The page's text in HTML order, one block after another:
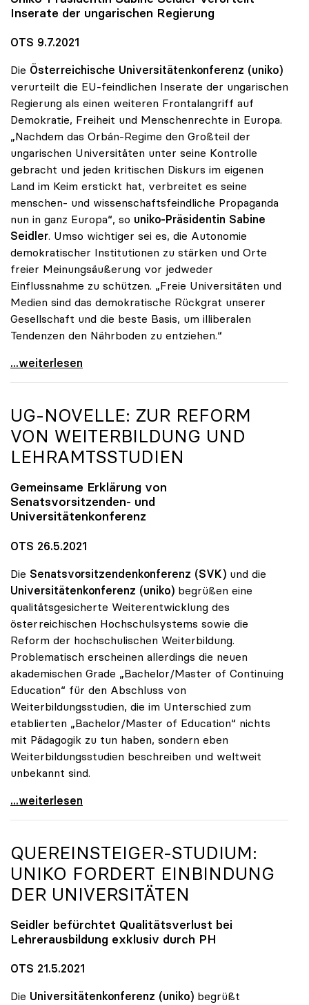
Inserate der ungarischen Regierung
OTS 9.7.2021
Die Österreichische Universitätenkonferenz (uniko)
verurteilt die EU-feindlichen Inserate der ungarischen
Regierung als einen weiteren Frontalangriff auf
Demokratie, Freiheit und Menschenrechte in Europa.
„Nachdem das Orbán-Regime den Großteil der
ungarischen Universitäten unter seine Kontrolle
gebracht und jeden kritischen Diskurs im eigenen
Land im Keim erstickt hat, verbreitet es seine
menschen- und wissenschaftsfeindliche Propaganda
nun in ganz Europa“, so uniko-Präsidentin Sabine
Seidler. Umso wichtiger sei es, die Autonomie
demokratischer Institutionen zu stärken und Orte
freier Meinungsäußerung vor jedweder
Einflussnahme zu schützen. „Freie Universitäten und
Medien sind das demokratische Rückgrat unserer
Gesellschaft und die beste Basis, um illiberalen
Tendenzen den Nährboden zu entziehen.“
„Populismus ist eigentliche Gefahr für Europa und
...weiterlesen
UG-NOVELLE: ZUR REFORM
VON WEITERBILDUNG UND
LEHRAMTSSTUDIEN
Gemeinsame Erklärung von
Senatsvorsitzenden- und
Universitätenkonferenz
OTS 26.5.2021
Die Senatsvorsitzendenkonferenz (SVK) und die
Universitätenkonferenz (uniko) begrüßen eine
qualitätsgesicherte Weiterentwicklung des
österreichischen Hochschulsystems sowie die
Reform der hochschulischen Weiterbildung.
Problematisch erscheinen allerdings die neuen
akademischen Grade „Bachelor/Master of Continuing
Education“ für den Abschluss von
Weiterbildungsstudien, die im Unterschied zum
etablierten „Bachelor/Master of Education“ nichts
mit Pädagogik zu tun haben, sondern eben
Weiterbildungsstudien beschreiben und weltweit
unbekannt sind.
UG-Novelle: Zur Reform von Weiterbildung und
...weiterlesen
QUEREINSTEIGER-STUDIUM:
UNIKO FORDERT EINBINDUNG
DER UNIVERSITÄTEN
Seidler befürchtet Qualitätsverlust bei
Lehrerausbildung exklusiv durch PH
OTS 21.5.2021
Die Universitätenkonferenz (uniko) begrüßt